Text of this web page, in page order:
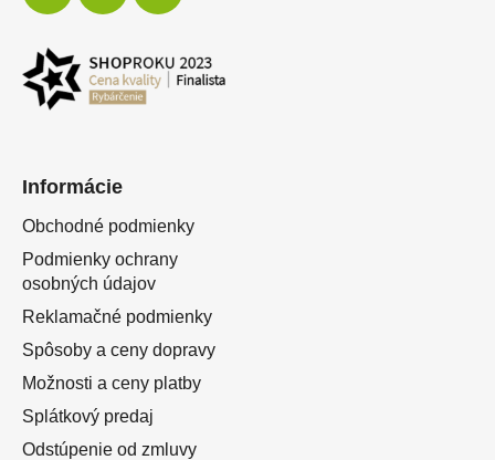
Informácie
Obchodné podmienky
Podmienky ochrany
osobných údajov
Reklamačné podmienky
Spôsoby a ceny dopravy
Možnosti a ceny platby
Splátkový predaj
Odstúpenie od zmluvy